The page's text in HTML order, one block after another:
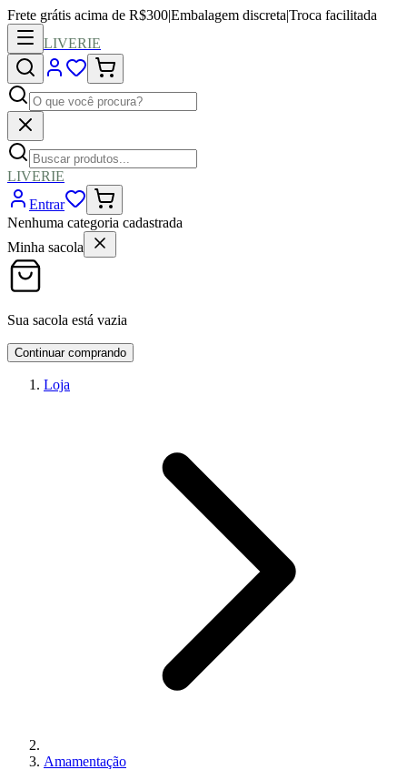
Frete grátis acima de R$300|Embalagem discreta|Troca facilitada
LIVERIE
LIVERIE
Entrar
Nenhuma categoria cadastrada
Minha sacola
Sua sacola está vazia
Continuar comprando
Loja
Amamentação